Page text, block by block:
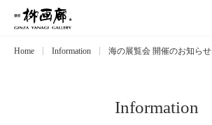
Exhibitions
Home Information 海の展覧会 開催のお知らせ
Information